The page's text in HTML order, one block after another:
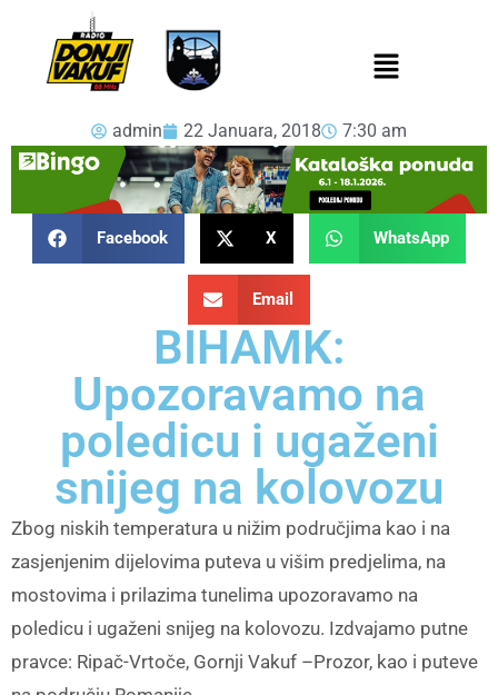
admin 22 Januara, 2018 7:30 am
Facebook X WhatsApp
Email
BIHAMK:
Upozoravamo na
poledicu i ugaženi
snijeg na kolovozu
Zbog niskih temperatura u nižim područjima kao i na
zasjenjenim dijelovima puteva u višim predjelima, na
mostovima i prilazima tunelima upozoravamo na
poledicu i ugaženi snijeg na kolovozu. Izdvajamo putne
pravce: Ripač-Vrtoče, Gornji Vakuf –Prozor, kao i puteve